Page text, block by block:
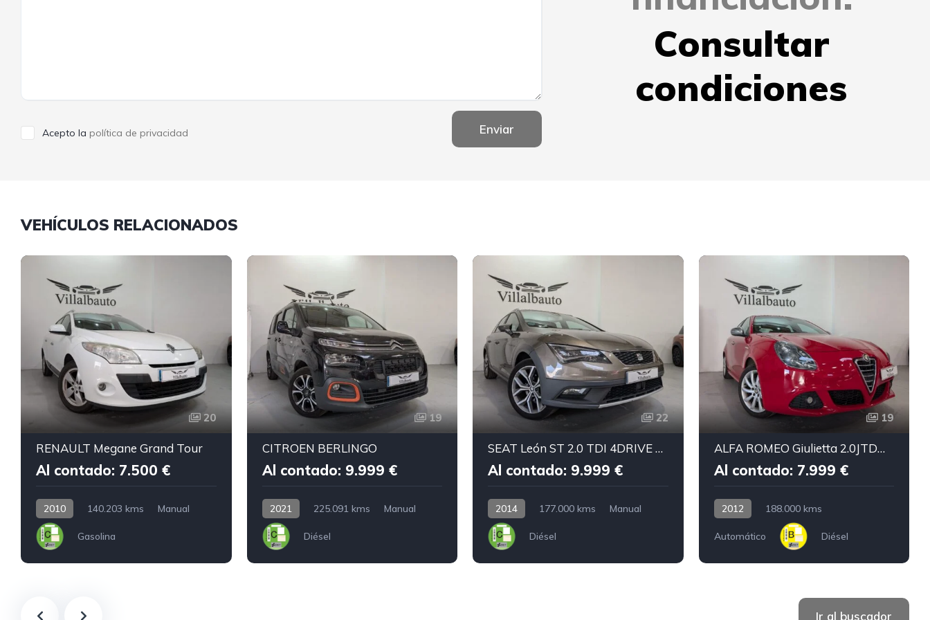
Acepto la política de privacidad Enviar
Consultar
condiciones
VEHÍCULOS RELACIONADOS
20
RENAULT Megane Grand Tour
Al contado: 7.500 €
2010 140.203 kms Manual
Gasolina
19
CITROEN BERLINGO
Al contado: 9.999 €
2021 225.091 kms Manual
Diésel
22
SEAT León ST 2.0 TDI 4DRIVE XPERIENCE
Al contado: 9.999 €
2014 177.000 kms Manual
Diésel
19
ALFA ROMEO Giulietta 2.0JTDm 170 TCT
Al contado: 7.999 €
2012 188.000 kms
Automático Diésel
Ir al buscador